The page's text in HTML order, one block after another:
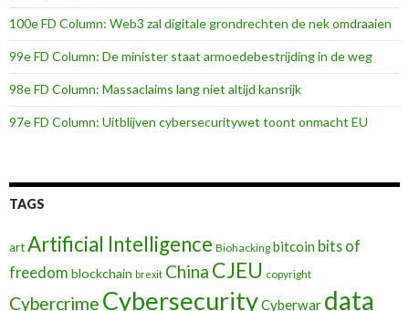
100e FD Column: Web3 zal digitale grondrechten de nek omdraaien
99e FD Column: De minister staat armoedebestrijding in de weg
98e FD Column: Massaclaims lang niet altijd kansrijk
97e FD Column: Uitblijven cybersecuritywet toont onmacht EU
TAGS
artArtificial Intelligence Biohacking bitcoin bits of
freedom blockchain brexit China CJEU copyright
Cybercrime CybersecurityCyberwar data